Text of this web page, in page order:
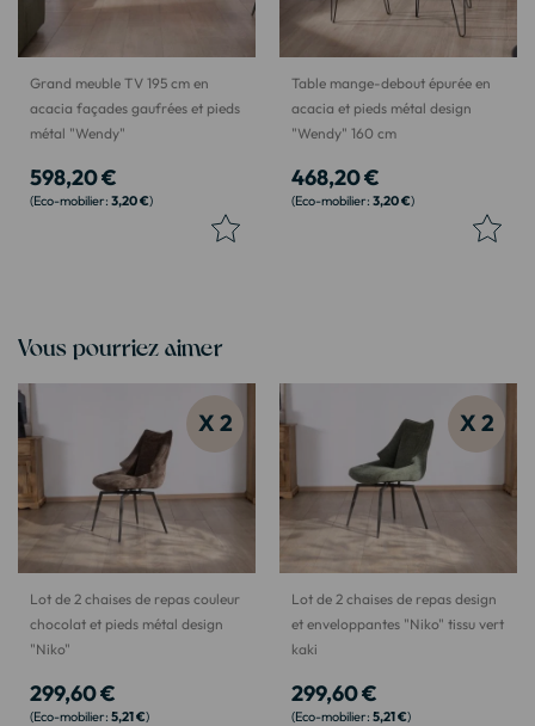
Grand meuble TV 195 cm en
acacia façades gaufrées et pieds
métal "Wendy"
598,20 €
3,20 €
Table mange-debout épurée en
acacia et pieds métal design
"Wendy" 160 cm
468,20 €
3,20 €
Vous pourriez aimer
X 2
Lot de 2 chaises de repas couleur
chocolat et pieds métal design
"Niko"
299,60 €
5,21 €
X 2
Lot de 2 chaises de repas design
et enveloppantes "Niko" tissu vert
kaki
299,60 €
5,21 €